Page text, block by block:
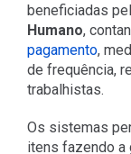
beneficiadas
Humano,
pagamento,
de frequência,
trabalhistas.
Os sistemas
itens fazendo a